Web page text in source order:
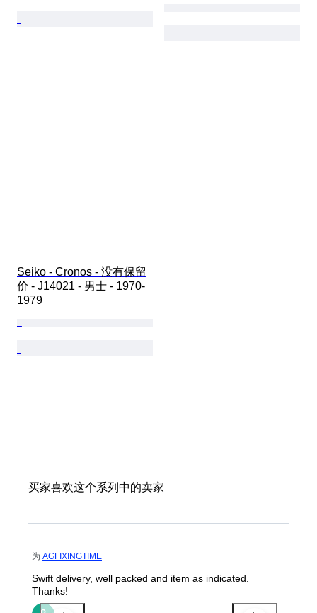
Seiko - Cronos - 没有保留
价 - J14021 - 男士 - 1970-
1979
买家喜欢这个系列中的卖家
为 AGFIXINGTIME
Swift delivery, well packed and item as indicated.
Thanks!